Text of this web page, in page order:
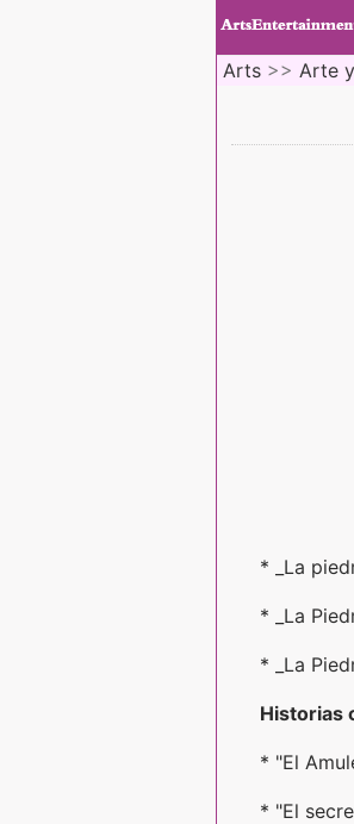
Arts >> Arte
* _La
* _La
* _La
Historias
* "El
* "El